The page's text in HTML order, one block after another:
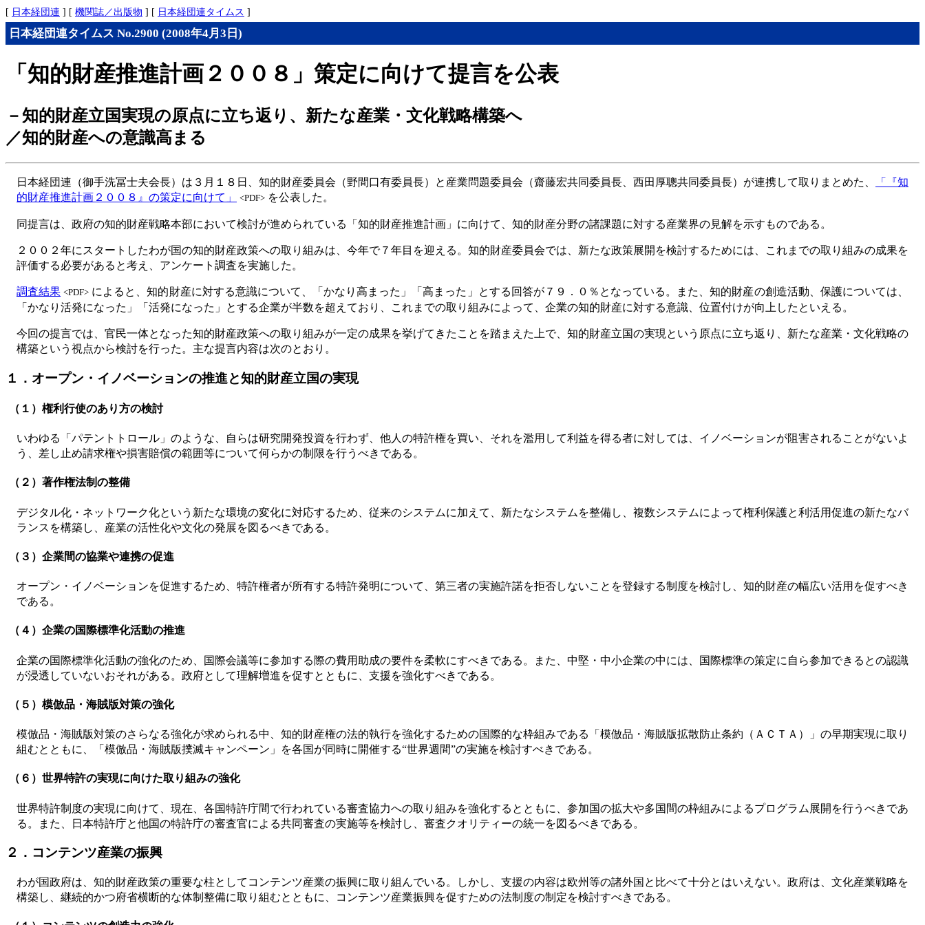
[ 日本経団連 ] [ 機関誌／出版物 ] [ 日本経団連タイムス ]
日本経団連タイムス No.2900 (2008年4月3日)
「知的財産推進計画２００８」策定に向けて提言を公表
－知的財産立国実現の原点に立ち返り、新たな産業・文化戦略構築へ
／知的財産への意識高まる
日本経団連（御手洗冨士夫会長）は３月１８日、知的財産委員会（野間口有委員長）と産業問題委員会（齋藤宏共同委員長、西田厚聰共同委員長）が連携して取りまとめた、
「『知
的財産推進計画２００８』の策定に向けて」
<PDF> を公表した。
同提言は、政府の知的財産戦略本部において検討が進められている「知的財産推進計画」に向けて、知的財産分野の諸課題に対する産業界の見解を示すものである。
２００２年にスタートしたわが国の知的財産政策への取り組みは、今年で７年目を迎える。知的財産委員会では、新たな政策展開を検討するためには、これまでの取り組みの成果を
評価する必要があると考え、アンケート調査を実施した。
調査結果 <PDF> によると、知的財産に対する意識について、「かなり高まった」「高まった」とする回答が７９．０％となっている。また、知的財産の創造活動、保護については、
「かなり活発になった」「活発になった」とする企業が半数を超えており、これまでの取り組みによって、企業の知的財産に対する意識、位置付けが向上したといえる。
今回の提言では、官民一体となった知的財産政策への取り組みが一定の成果を挙げてきたことを踏まえた上で、知的財産立国の実現という原点に立ち返り、新たな産業・文化戦略の
構築という視点から検討を行った。主な提言内容は次のとおり。
１．オープン・イノベーションの推進と知的財産立国の実現
（１）権利行使のあり方の検討
いわゆる「パテントトロール」のような、自らは研究開発投資を行わず、他人の特許権を買い、それを濫用して利益を得る者に対しては、イノベーションが阻害されることがないよ
う、差し止め請求権や損害賠償の範囲等について何らかの制限を行うべきである。
（２）著作権法制の整備
デジタル化・ネットワーク化という新たな環境の変化に対応するため、従来のシステムに加えて、新たなシステムを整備し、複数システムによって権利保護と利活用促進の新たなバ
ランスを構築し、産業の活性化や文化の発展を図るべきである。
（３）企業間の協業や連携の促進
オープン・イノベーションを促進するため、特許権者が所有する特許発明について、第三者の実施許諾を拒否しないことを登録する制度を検討し、知的財産の幅広い活用を促すべき
である。
（４）企業の国際標準化活動の推進
企業の国際標準化活動の強化のため、国際会議等に参加する際の費用助成の要件を柔軟にすべきである。また、中堅・中小企業の中には、国際標準の策定に自ら参加できるとの認識
が浸透していないおそれがある。政府として理解増進を促すとともに、支援を強化すべきである。
（５）模倣品・海賊版対策の強化
模倣品・海賊版対策のさらなる強化が求められる中、知的財産権の法的執行を強化するための国際的な枠組みである「模倣品・海賊版拡散防止条約（ＡＣＴＡ）」の早期実現に取り
組むとともに、「模倣品・海賊版撲滅キャンペーン」を各国が同時に開催する“世界週間”の実施を検討すべきである。
（６）世界特許の実現に向けた取り組みの強化
世界特許制度の実現に向けて、現在、各国特許庁間で行われている審査協力への取り組みを強化するとともに、参加国の拡大や多国間の枠組みによるプログラム展開を行うべきであ
る。また、日本特許庁と他国の特許庁の審査官による共同審査の実施等を検討し、審査クオリティーの統一を図るべきである。
２．コンテンツ産業の振興
わが国政府は、知的財産政策の重要な柱としてコンテンツ産業の振興に取り組んでいる。しかし、支援の内容は欧州等の諸外国と比べて十分とはいえない。政府は、文化産業戦略を
構築し、継続的かつ府省横断的な体制整備に取り組むとともに、コンテンツ産業振興を促すための法制度の制定を検討すべきである。